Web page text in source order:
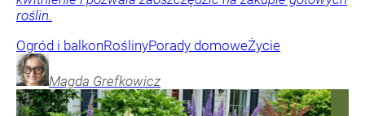
roślin.
Ogród i balkonRoślinyPorady domoweŻycie
Magda Grefkowicz